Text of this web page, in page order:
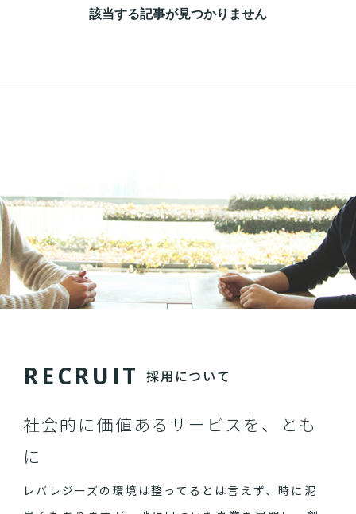
該当する記事が見つかりません
RECRU IT 採用について
社会的に価値あるサービスを、とも
に
レバレジーズの環境は整ってるとは言えず、時に泥